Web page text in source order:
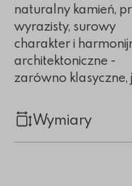
naturalny kamień,
wyrazisty, surowy
charakter i
architektoniczne -
zarówno klasyczne,
Wymiary